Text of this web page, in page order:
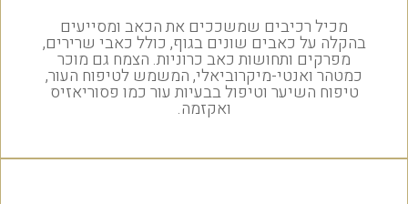
מכיל רכיבים שמשככים את הכאב ומסייעים
בהקלה על כאבים שונים בגוף, כולל כאבי שרירים,
מפרקים ותחושות כאב כרוניות. הצמח גם מוכר
כמטהר ואנטי-מיקרוביאלי, המשמש לטיפוח העור,
טיפוח השיער וטיפול בבעיות עור כמו פסוריאזיס
ואקזמה.